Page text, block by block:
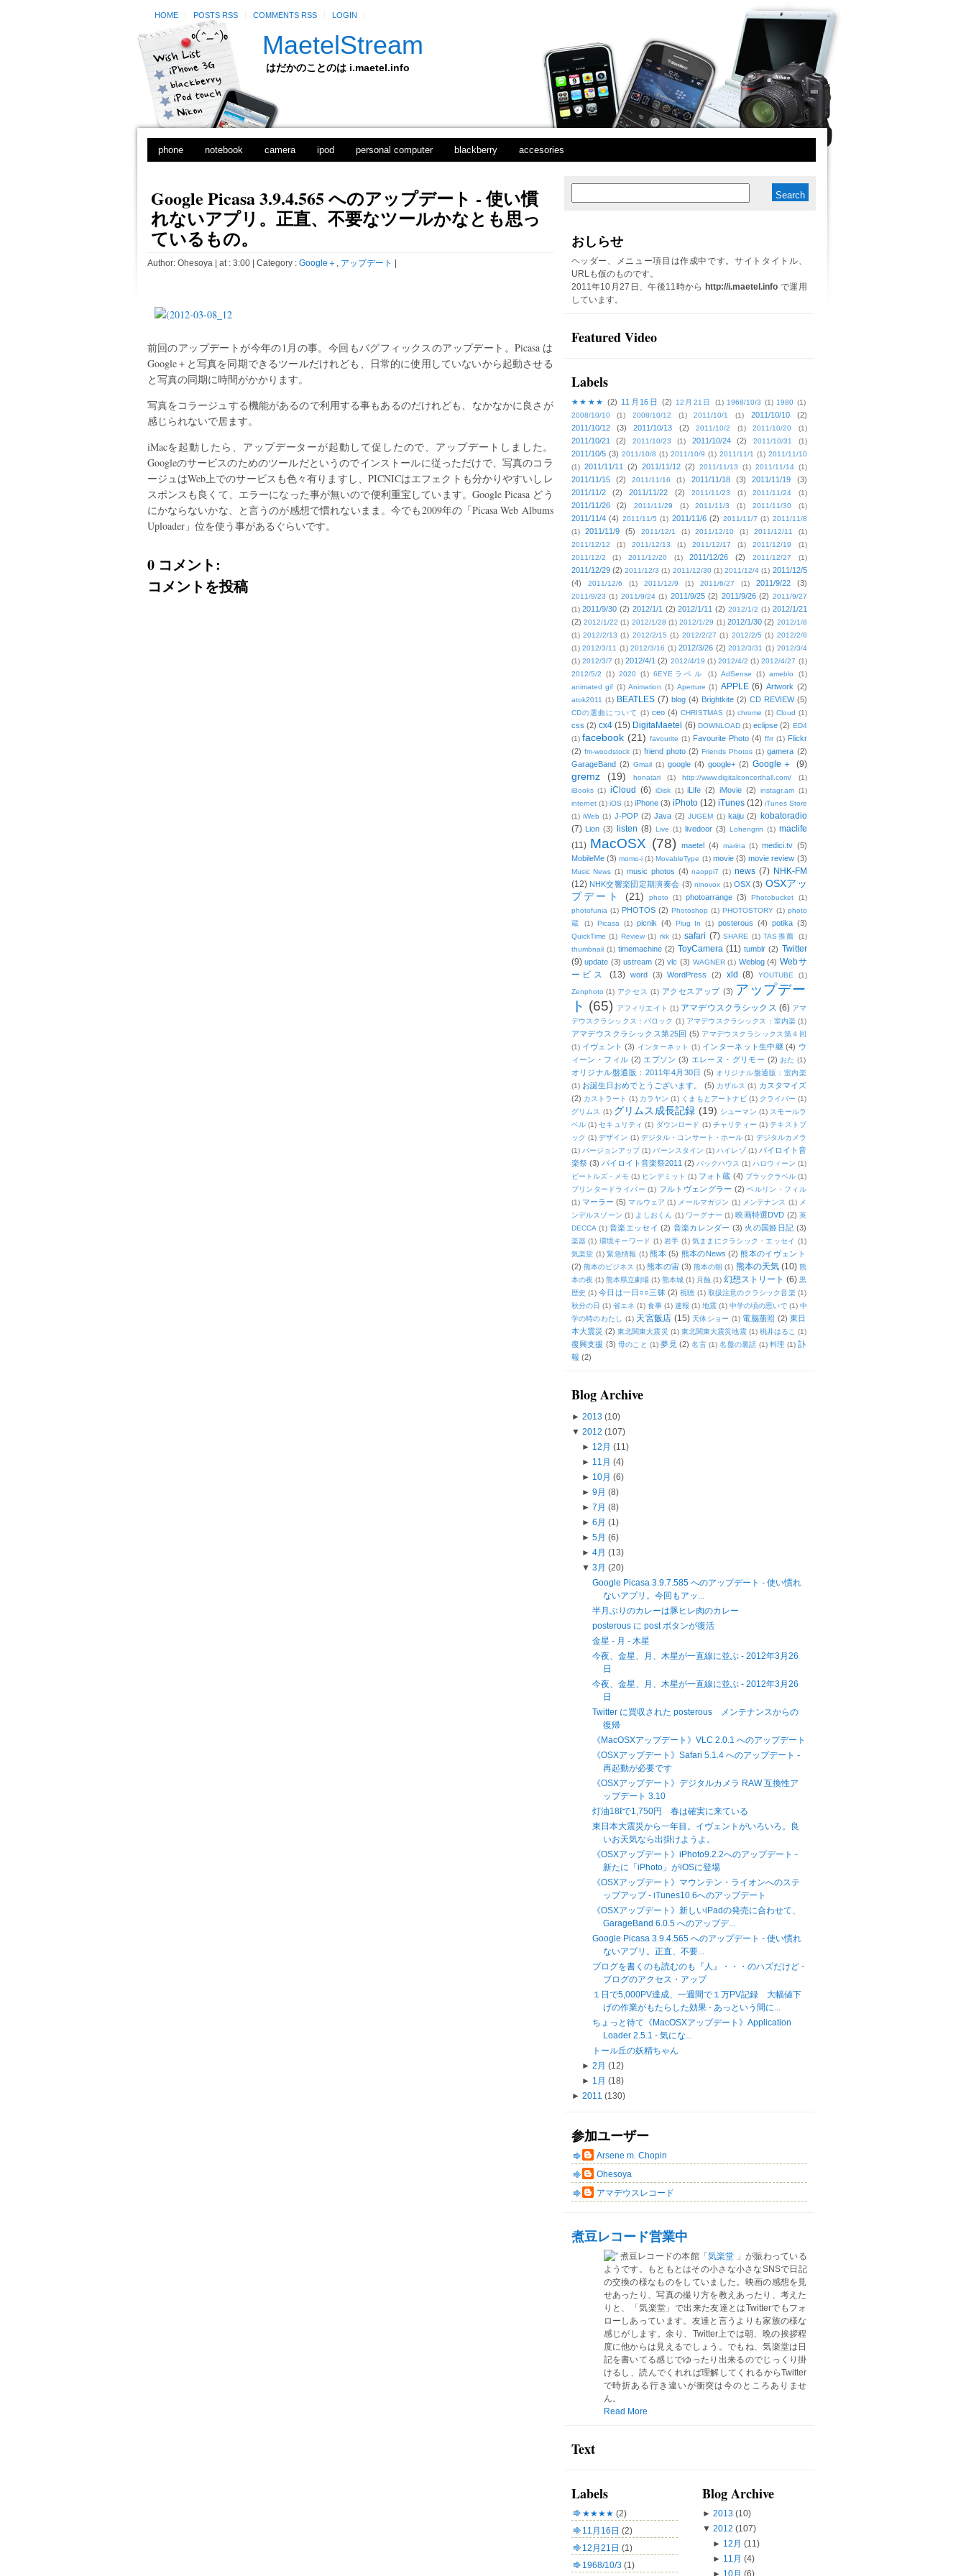
HOME POSTS RSS COMMENTS RSS LOGIN
MaetelStream
はだかのことのは i.maetel.info
phone notebook camera ipod personal computer blackberry accesories
Google Picasa 3.9.4.565 へのアップデート - 使い慣
れないアプリ。正直、不要なツールかなとも思っ
ているもの。
Author: Ohesoya| at : 3:00 | Category : Google＋ , アップデート
前回のアップデートが今年の1月の事。今回もバグフィックスのアップデート。Picasa は
Google＋と写真を同期できるツールだけれども、日常的に使用していないから起動させる
と写真の同期に時間がかかります。
写真をコラージュする機能があるので利用する事もあるのだけれども、なかなかに良さが
感じられないで居ます。
iMacを起動したら、アップデーターが起動して促したので、アップデートしました。
Googleのサービスのためのツールだというのでインストールに従っただけで、写真のコラ
ージュはWeb上でのサービスも色々有りますし、PICNICはエフェクトも分かりやすいしレ
スポンスも良くて、エラーになった事が無いので便利重宝しています。Google Picasa どう
にかならないかな、と言うのが感想で慣れないまま。今でも2009年の「Picasa Web Albums
Uploader」位を使う事があるぐらいです。
0 コメント:
コメントを投稿
おしらせ
ヘッダー、メニュー項目は作成中です。サイトタイトル、
URLも仮のものです。
2011年10月27日、午後11時から http://i.maetel.info で運用
しています。
Featured Video
Labels
★★★★ (2) 11月16日 (2) 12月21日 (1) 1968/10/3 (1) 1980 (1)
2008/10/10
(1) 2008/10/12 (1) 2011/10/1 (1) 2011/10/10
(2)
2011/10/12
(3) 2011/10/13 (2) 2011/10/2 (1) 2011/10/20 (1)
2011/10/21 (2) 2011/10/23 (1) 2011/10/24 (2) 2011/10/31 (1)
2011/10/5 (3) 2011/10/8 (1) 2011/10/9 (1) 2011/11/1 (1) 2011/11/10
(1) 2011/11/11 (2) 2011/11/12 (2) 2011/11/13 (1) 2011/11/14 (1)
2011/11/15 (2) 2011/11/16 (1) 2011/11/18 (3) 2011/11/19
(3)
2011/11/2
(2) 2011/11/22 (2) 2011/11/23 (1) 2011/11/24 (1)
2011/11/26 (2) 2011/11/29 (1) 2011/11/3 (1) 2011/11/30 (1)
2011/11/4 (4) 2011/11/5 (1) 2011/11/6 (2) 2011/11/7 (1) 2011/11/8
(1)
2011/11/9 (5) 2011/12/1 (1) 2011/12/10 (1) 2011/12/11
(1)
2011/12/12
(1) 2011/12/13 (1) 2011/12/17 (1) 2011/12/19
(1)
2011/12/2
(1) 2011/12/20 (1) 2011/12/26 (2) 2011/12/27 (1)
2011/12/29 (2) 2011/12/3 (1) 2011/12/30 (1) 2011/12/4 (1) 2011/12/5
(4)
2011/12/6 (1) 2011/12/9 (1) 2011/6/27 (1) 2011/9/22 (3)
2011/9/23 (1) 2011/9/24 (1) 2011/9/25 (2) 2011/9/26 (2) 2011/9/27
(1) 2011/9/30 (2) 2012/1/1 (2) 2012/1/11 (2) 2012/1/2 (1) 2012/1/21
(2) 2012/1/22 (1) 2012/1/28 (1) 2012/1/29 (1) 2012/1/30 (2) 2012/1/8
(1) 2012/2/13 (1) 2012/2/15 (1) 2012/2/27 (1) 2012/2/5 (1) 2012/2/8
(1) 2012/3/11 (1) 2012/3/16 (1) 2012/3/26 (2) 2012/3/31 (1) 2012/3/4
(1) 2012/3/7 (1) 2012/4/1 (2) 2012/4/19 (1) 2012/4/2 (1) 2012/4/27 (1)
2012/5/2
(1) 2020 (1) 6EYEラベル (1) AdSense (1) ameblo
(1)
animated gif (1) Animation (1) Aperture (1) APPLE (6) Artwork (2)
atok2011 (1) BEATLES (7) blog (4) Brightkite (2) CD REVIEW (5)
CDの選曲について (1) ceo (4) CHRISTMAS (1) chrome (1) Cloud (1)
css (2) cx4 (15) DigitaMaetel (6) DOWNLOAD (1) eclipse (2) ED4
(1) facebook (21) favourite (1) Favourite Photo (4) ffrr (1) Flickr
(2) fm-woodstock (1) friend photo (2) Friends Photos (1) gamera (2)
GarageBand (2) Gmail (1) google (4) google+ (2) Google＋ (9)
gremz (19) honatari (1) http://www.digitalconcerthall.com/
(1)
iBooks (1) iCloud (6) iDisk (1) iLife (2) iMovie (2) instagr.am (1)
internet (1) iOS (1) iPhone (3) iPhoto (12) iTunes (12) iTunes Store
(1) iWeb (1) J-POP (2) Java (2) JUGEM (1) kaiju (2)
kobatoradio
(7) Lion (3) listen (8) Live (1) livedoor (3) Lohengrin (1) maclife
(11) MacOSX (78) maetel (4) marina (1) medici.tv (5)
MobileMe (3) momo-i (1) MovableType (1) movie (3) movie review (3)
Music News (1) music photos (4) naoppi7 (1) news (7) NHK-FM
(12) NHK交響楽団定期演奏会 (3) ninovox (1) OSX (3) OSXアッ
プデート
(21) photo (1) photoarrange (3) Photobucket
(1)
photofunia (1) PHOTOS (2) Photoshop (1) PHOTOSTORY (1) photo
蔵
(1) Picasa (1) picnik (4) Plug In (1) posterous (4) potika (3)
QuickTime (1) Review (1) rkk (1) safari (7) SHARE (1) TAS推薦
(1)
thumbnail (1) timemachine (2) ToyCamera (11) tumblr (2) Twitter
(9) update (3) ustream (2) vlc (3) WAGNER (1) Weblog (4) Webサ
ービス
(13) word (3) WordPress (2) xld (8) YOUTUBE (1)
Zenphoto (1) アクセス (1) アクセスアップ (3) アップデー
ト (65) アフィリエイト (1) アマデウスクラシックス (6) アマ
デウスクラシックス：バロック (1) アマデウスクラシックス：室内楽 (1)
アマデウスクラシックス第25回 (5) アマデウスクラシックス第４回
(1) イヴェント (3) インターネット (1) インターネット生中継 (4) ウ
ィーン・フィル (2) エプソン (3) エレーヌ・グリモー (2) おた (1)
オリジナル盤通販：2011年4月30日 (5) オリジナル盤通販：室内楽
(1) お誕生日おめでとうございます。 (5) カザルス (1) カスタマイズ
(2) カストラート (1) カラヤン (1) くまもとアートナビ (1) クライバー (1)
グリムス (1) グリムス成長記録 (19) シューマン (1) スモールラ
ベル (1) セキュリティ (1) ダウンロード (1) チャリティー (1) テキストブ
ック (1) デザイン (1) デジタル・コンサート・ホール (1) デジタルカメラ
(1) バージョンアップ (1) バーンスタイン (1) ハイレゾ (1) バイロイト音
楽祭 (3) バイロイト音楽祭2011 (2) バックハウス (1) ハロウィーン (1)
ビートルズ・メモ (1) ヒンデミット (1) フォト蔵 (4) ブラックラベル (1)
プリンタードライバー (1) フルトヴェングラー (2) ベルリン・フィル
(1) マーラー (5) マルウェア (1) メールマガジン (1) メンテナンス (1) メ
ンデルスゾーン (1) よしおくん (1) ワーグナー (1) 映画特選DVD (2) 英
DECCA (1) 音楽エッセイ (2) 音楽カレンダー (3) 火の国姫日記 (3)
楽器 (1) 環境キーワード (1) 岩手 (1) 気ままにクラシック・エッセイ (1)
気楽堂 (1) 緊急情報 (1) 熊本 (5) 熊本のNews (2) 熊本のイヴェント
(2) 熊本のビジネス (1) 熊本の宙 (3) 熊本の朝 (1) 熊本の天気 (10) 熊
本の夜 (1) 熊本県立劇場 (1) 熊本城 (1) 月蝕 (1) 幻想ストリート (6) 黒
歴史 (1) 今日は一日○○三昧 (2) 視聴 (1) 取扱注意のクラシック音楽 (1)
秋分の日 (1) 省エネ (1) 食事 (1) 速報 (1) 地震 (1) 中学の頃の思いで (1) 中
学の時のわたし
(1) 天宮飯店 (15) 天体ショー (1) 電脳萠照 (2) 東日
本大震災 (2) 東北関東大震災 (1) 東北関東大震災地震 (1) 桃井はるこ (1)
復興支援 (3) 母のこと (1) 夢見 (2) 名言 (1) 名盤の裏話 (1) 料理 (1) 訃
報 (2)
Blog Archive
► 2013 (10)
▼ 2012 (107)
► 12月 (11)
► 11月 (4)
► 10月 (6)
► 9月 (8)
► 7月 (8)
► 6月 (1)
► 5月 (6)
► 4月 (13)
▼ 3月 (20)
Google Picasa 3.9.7.585 へのアップデート - 使い慣れ
ないアプリ。今回もアッ...
半月ぶりのカレーは豚ヒレ肉のカレー
posterous に post ボタンが復活
金星 - 月 - 木星
今夜、金星、月、木星が一直線に並ぶ - 2012年3月26
日
今夜、金星、月、木星が一直線に並ぶ - 2012年3月26
日
Twitter に買収された posterous メンテナンスからの
復帰
《MacOSXアップデート》VLC 2.0.1 へのアップデート
《OSXアップデート》Safari 5.1.4 へのアップデート -
再起動が必要です
《OSXアップデート》デジタルカメラ RAW 互換性ア
ップデート 3.10
灯油18ℓで1,750円 春は確実に来ている
東日本大震災から一年目。イヴェントがいろいろ。良
いお天気なら出掛けようよ。
《OSXアップデート》iPhoto9.2.2へのアップデート -
新たに「iPhoto」がiOSに登場
《OSXアップデート》マウンテン・ライオンへのステ
ップアップ - iTunes10.6へのアップデート
《OSXアップデート》新しいiPadの発売に合わせて、
GarageBand 6.0.5 へのアップデ...
Google Picasa 3.9.4.565 へのアップデート - 使い慣れ
ないアプリ。正直、不要...
ブログを書くのも読むのも『人』・・・のハズだけど -
ブログのアクセス・アップ
１日で5,000PV達成、一週間で１万PV記録 大幅値下
げの作業がもたらした効果 - あっという間に...
ちょっと待て《MacOSXアップデート》Application
Loader 2.5.1 - 気にな...
トール丘の妖精ちゃん
► 2月 (12)
► 1月 (18)
► 2011 (130)
参加ユーザー
Arsene m. Chopin
Ohesoya
アマデウスレコード
煮豆レコード営業中
煮豆レコードの本館「 気楽堂 」が賑わっている
ようです。もともとはその小さな小さなSNSで日記
の交換の様なものをしていました。映画の感想を見
せあったり、写真の撮り方を教えあったり、考えた
りと、「気楽堂」で出来た友達とはTwitterでもフォ
ローしあっています。友達と言うよりも家族の様な
感じがします。余り、Twitter上では朝、晩の挨拶程
度に他からは見えるでしょう。でもね、気楽堂は日
記を書いてる感じでゆったり出来るのでじっくり掛
けるし、読んでくれれば理解してくれるからTwitter
で時折ある行き違いが衝突は今のところありませ
ん。
Read More
Text
Labels
★★★★ (2)
11月16日 (2)
12月21日 (1)
1968/10/3 (1)
Blog Archive
► 2013 (10)
▼ 2012 (107)
► 12月 (11)
► 11月 (4)
► 10月 (6)